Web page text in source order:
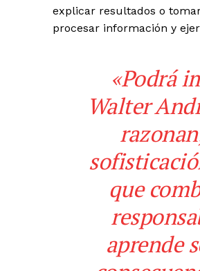
explicar resultados o
procesar información y
«Podrá
Walter
que
aprende